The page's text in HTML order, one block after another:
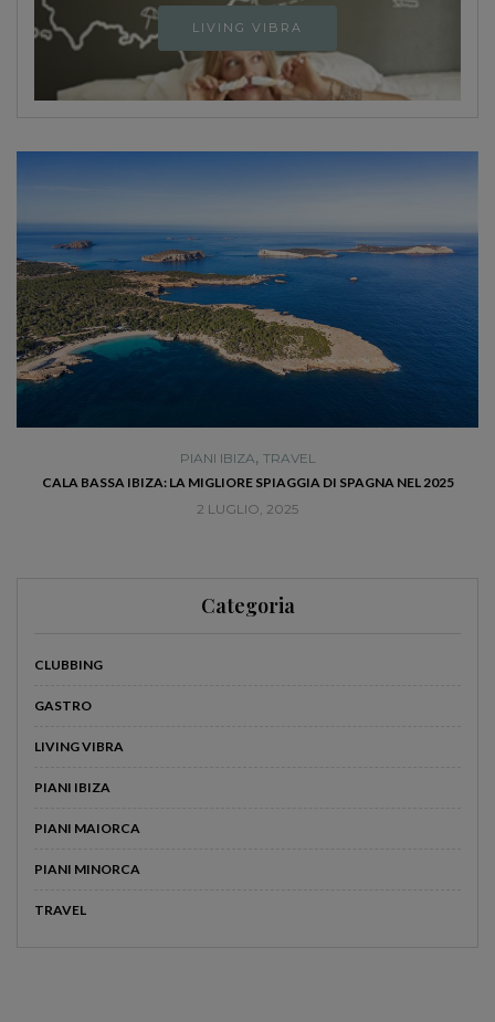
LIVING VIBRA
PIANI IBIZA, TRAVEL
CALA BASSA IBIZA: LA MIGLIORE SPIAGGIA DI SPAGNA NEL 2025
2 LUGLIO, 2025
Categoria
CLUBBING
GASTRO
LIVING VIBRA
PIANI IBIZA
PIANI MAIORCA
PIANI MINORCA
TRAVEL